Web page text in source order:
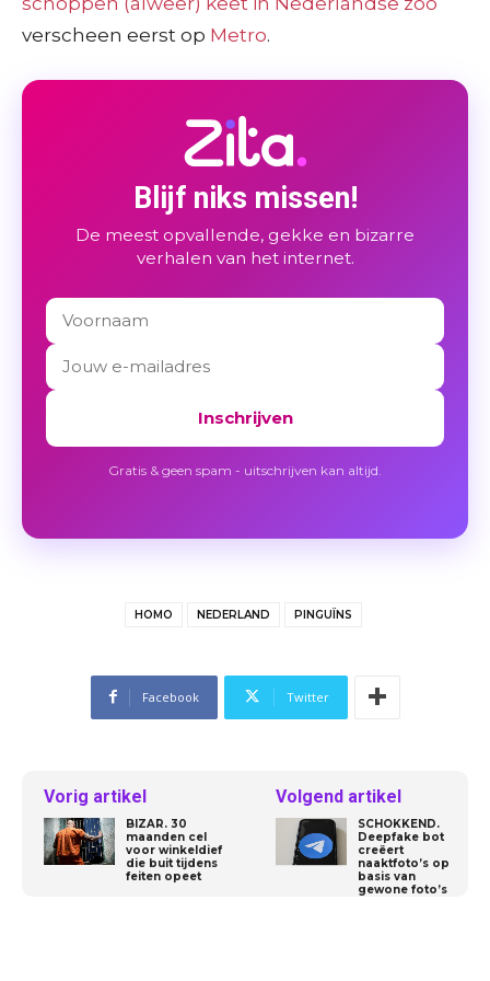
verscheen eerst op Metro.
Blijf niks missen!
De meest opvallende, gekke en bizarre
verhalen van het internet.
Inschrijven
Gratis & geen spam - uitschrijven kan altijd.
HOMO NEDERLAND PINGUÏNS
Facebook Twitter
Vorig artikel
BIZAR. 30
maanden cel
voor winkeldief
die buit tijdens
feiten opeet
Volgend artikel
SCHOKKEND.
Deepfake bot
creëert
naaktfoto’s op
basis van
gewone foto’s